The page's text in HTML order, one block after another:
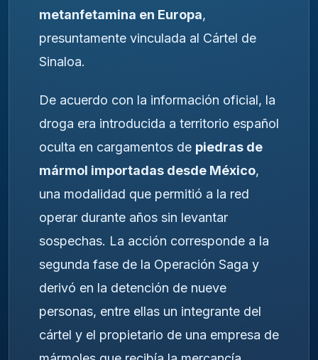
metanfetamina en Europa,
presuntamente vinculada al Cártel de
Sinaloa.
De acuerdo con la información oficial, la
droga era introducida a territorio español
oculta en cargamentos de piedras de
mármol importadas desde México,
una modalidad que permitió a la red
operar durante años sin levantar
sospechas. La acción corresponde a la
segunda fase de la Operación Saga y
derivó en la detención de nueve
personas, entre ellas un integrante del
cártel y el propietario de una empresa de